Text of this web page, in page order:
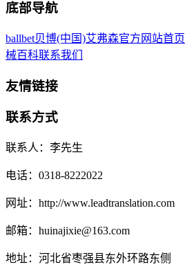
底部导航
ballbet贝博(中国)艾弗森官方网站首页
械百科联系我们
友情链接
联系方式
联系人：李先生
电话：0318-8222022
网址：http://www.leadtranslation.com
邮箱：huinajixie@163.com
地址：河北省枣强县东外环路东侧